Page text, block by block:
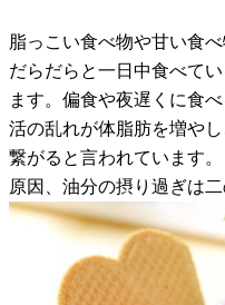
脂っこい食べ物や甘い食
だらだらと一日中食べて
ます。偏食や夜遅くに食
活の乱れが体脂肪を増や
繋がると言われています
原因、油分の摂り過ぎは